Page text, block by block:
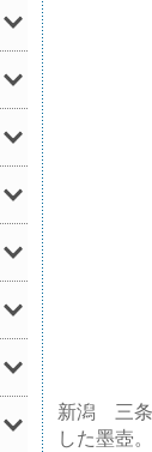
新潟 三条
した墨壺。